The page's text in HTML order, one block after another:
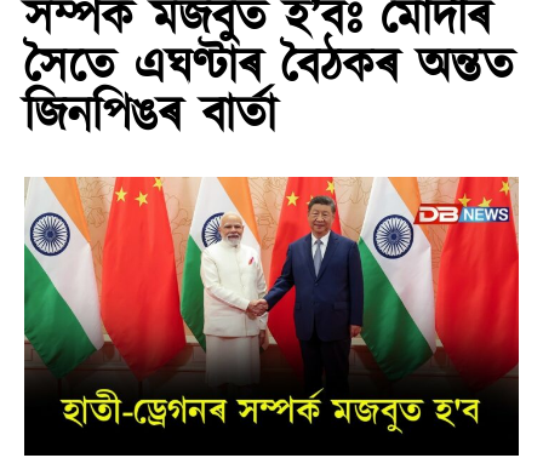
সম্পৰ্ক মজবুত হ’বঃ মোদীৰ
সৈতে এঘণ্টাৰ বৈঠকৰ অন্তত
জিনপিঙৰ বাৰ্তা